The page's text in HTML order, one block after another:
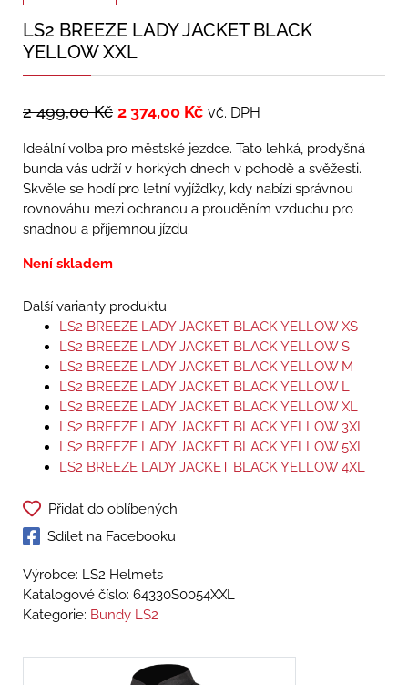
LS2 BREEZE LADY JACKET BLACK
YELLOW XXL
2 499,00Kč 2 374,00 Kč vč. DPH
Ideální volba pro městské jezdce. Tato lehká, prodyšná
bunda vás udrží v horkých dnech v pohodě a svěžesti.
Skvěle se hodí pro letní vyjížďky, kdy nabízí správnou
rovnováhu mezi ochranou a prouděním vzduchu pro
snadnou a příjemnou jízdu.
Není skladem
Další varianty produktu
LS2 BREEZE LADY JACKET BLACK YELLOW XS
LS2 BREEZE LADY JACKET BLACK YELLOW S
LS2 BREEZE LADY JACKET BLACK YELLOW M
LS2 BREEZE LADY JACKET BLACK YELLOW L
LS2 BREEZE LADY JACKET BLACK YELLOW XL
LS2 BREEZE LADY JACKET BLACK YELLOW 3XL
LS2 BREEZE LADY JACKET BLACK YELLOW 5XL
LS2 BREEZE LADY JACKET BLACK YELLOW 4XL
Přidat do oblíbených
Sdílet na Facebooku
Výrobce: LS2 Helmets
Katalogové číslo: 64330S0054XXL
Kategorie: Bundy LS2